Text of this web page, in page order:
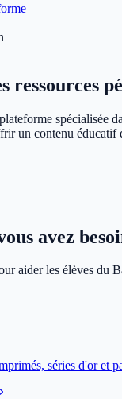
ressources
spécialisée
un contenu éducatif
avez
aider les élèves du
séries d'or et